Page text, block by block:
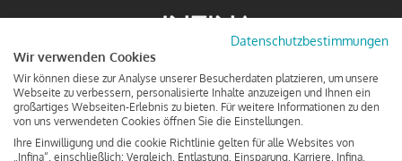
Datenschutzbestimmungen
Wir verwenden Cookies
Wir können diese zur Analyse unserer Besucherdaten platzieren, um unsere
Webseite zu verbessern, personalisierte Inhalte anzuzeigen und Ihnen ein
großartiges Webseiten-Erlebnis zu bieten. Für weitere Informationen zu den
von uns verwendeten Cookies öffnen Sie die Einstellungen.
Ihre Einwilligung und die cookie Richtlinie gelten für alle Websites von
„Infina“, einschließlich: Vergleich, Entlastung, Einsparung, Karriere, Infina.